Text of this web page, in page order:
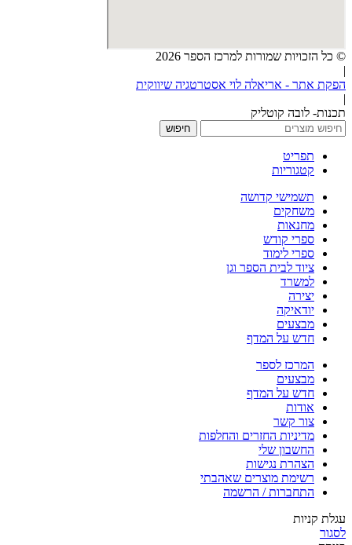
© כל הזכויות שמורות למרכז הספר 2026
|
הפקת אתר - אריאלה לוי אסטרטגיה שיווקית
|
תכנות- לובה קוטליק
חיפוש
תפריט
קטגוריות
תשמישי קדושה
משחקים
מחנאות
ספרי קודש
ספרי לימוד
ציוד לבית הספר וגן
למשרד
יצירה
יודאיקה
מבצעים
חדש על המדף
המרכז לספר
מבצעים
חדש על המדף
אודות
צור קשר
מדיניות החזרים והחלפות
החשבון שלי
הצהרת נגישות
רשימת מוצרים שאהבתי
התחברות / הרשמה
עגלת קניות
לסגור